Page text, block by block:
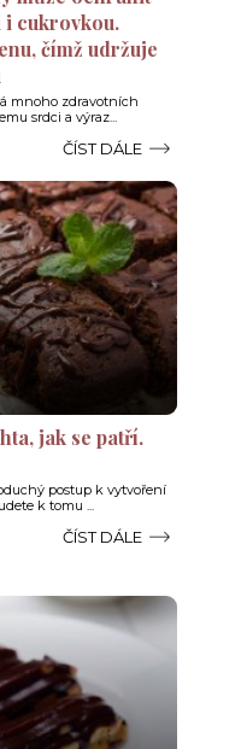
cukrovkou.
čímž udržuje
mnoho zdravotních
srdci a výraz...
ČÍST DÁLE
jak se patří.
postup k vytvoření
k tomu ...
ČÍST DÁLE